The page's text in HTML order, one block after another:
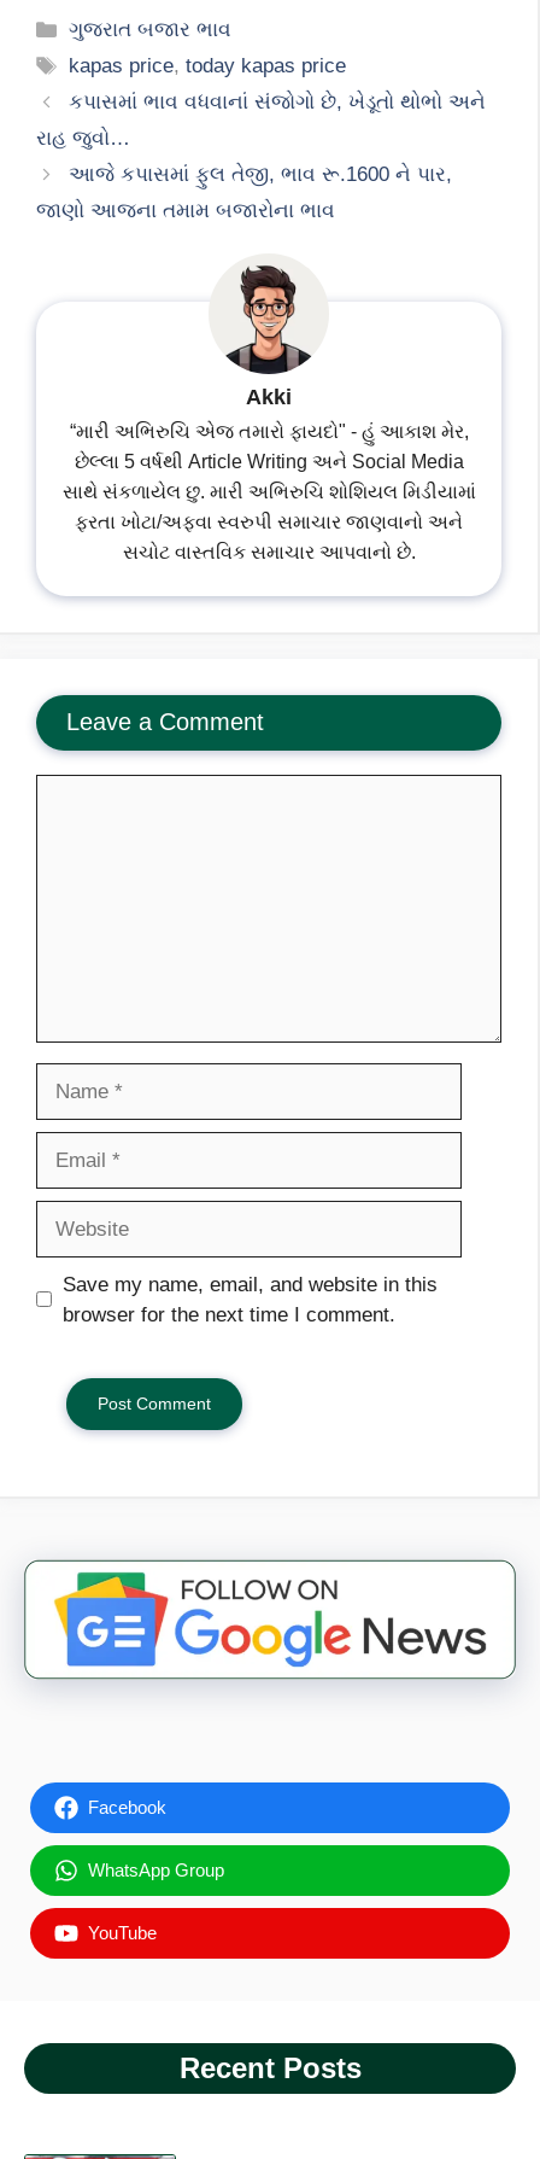
Categories
ગુજરાત બજાર ભાવ
Tags
kapas price,today kapas price
કપાસમાં ભાવ વધવાનાં સંજોગો છે, ખેડૂતો થોભો અને
રાહ જુવો…
આજે કપાસમાં ફુલ તેજી, ભાવ રૂ.1600 ને પાર,
જાણો આજના તમામ બજારોના ભાવ
Akki
“મારી અભિરુચિ એજ તમારો ફાયદો" - હું આકાશ મેર,
છેલ્લા 5 વર્ષથી Article Writing અને Social Media
સાથે સંકળાયેલ છુ. મારી અભિરુચિ શોશિયલ મિડીયામાં
ફરતા ખોટા/અફવા સ્વરુપી સમાચાર જાણવાનો અને
સચોટ વાસ્તવિક સમાચાર આપવાનો છે.
Leave a Comment
Save my name, email, and website in this
browser for the next time I comment.
Facebook
WhatsApp Group
YouTube
Recent Posts